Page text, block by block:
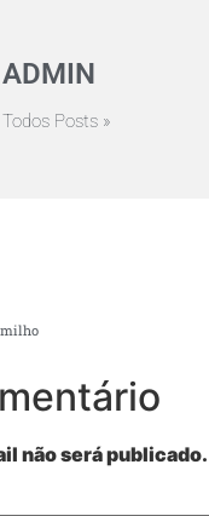
ADMIN
Todos Posts »
não será publicado.